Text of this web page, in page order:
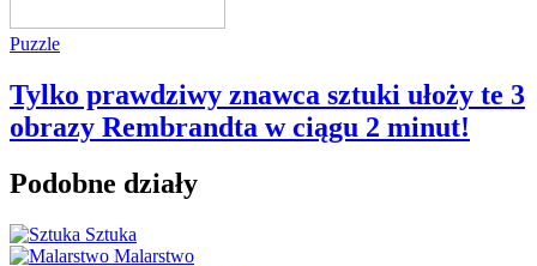
Puzzle
Tylko prawdziwy znawca sztuki ułoży te 3
obrazy Rembrandta w ciągu 2 minut!
Podobne działy
Sztuka
Malarstwo